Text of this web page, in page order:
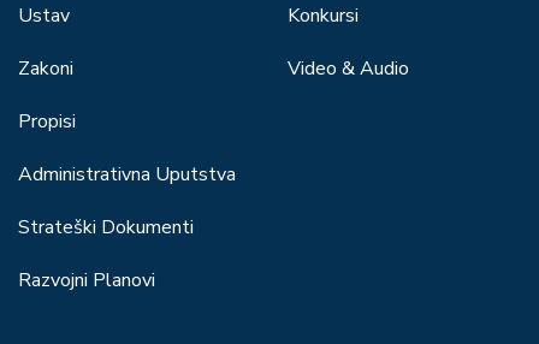
Ustav
Zakoni
Propisi
Administrativna Uputstva
Strateški Dokumenti
Razvojni Planovi
Konkursi
Video & Audio